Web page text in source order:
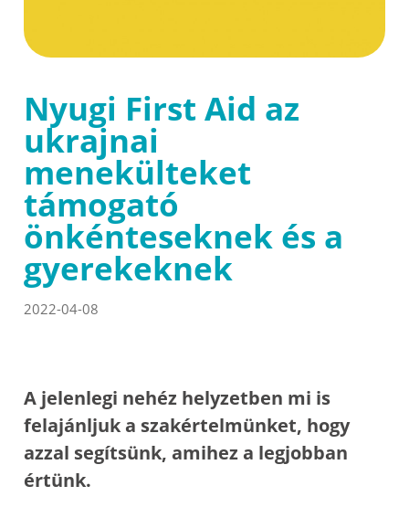
Nyugi First Aid az
ukrajnai
menekülteket
támogató
önkénteseknek és a
gyerekeknek
2022-04-08
A jelenlegi nehéz helyzetben mi is
felajánljuk a szakértelmünket, hogy
azzal segítsünk, amihez a legjobban
értünk.